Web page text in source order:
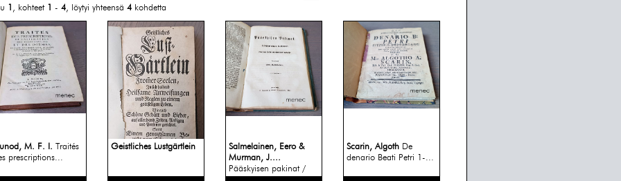
1 , kohteet 1 - 4, löytyi yhteensä 4 kohdetta
M. F. I. Traités
prescriptions...
Geistliches Lustgärtlein
Salmelainen, Eero &
Murman, J....
Pääskyisen pakinat /
Scarin, Algoth De
denario Beati Petri 1-...